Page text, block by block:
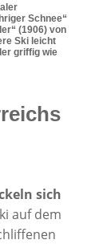
Schnee“
(1906) von
Ski leicht
griffig wie
sich
auf dem